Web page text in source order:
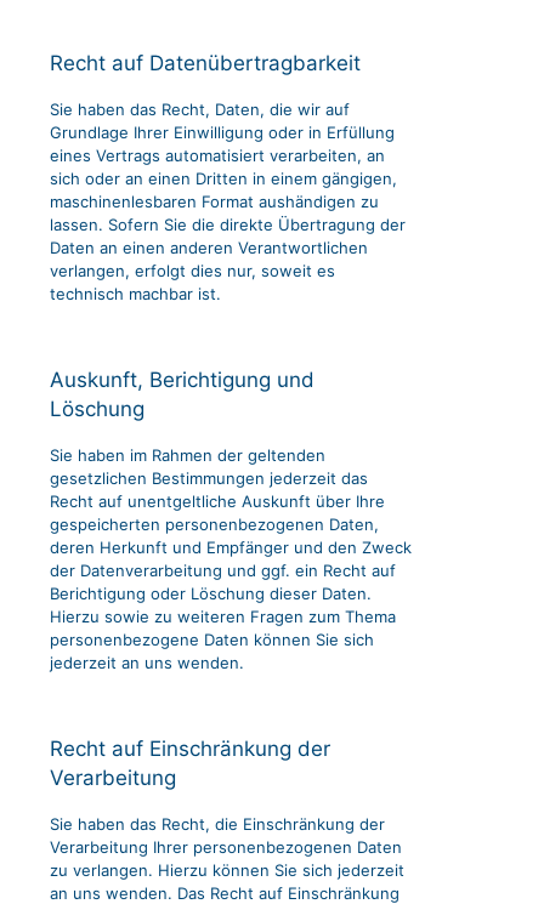
Recht auf Daten­übertrag­barkeit
Sie haben das Recht, Daten, die wir auf
Grundlage Ihrer Einwilligung oder in Erfüllung
eines Vertrags automatisiert verarbeiten, an
sich oder an einen Dritten in einem gängigen,
maschinenlesbaren Format aushändigen zu
lassen. Sofern Sie die direkte Übertragung der
Daten an einen anderen Verantwortlichen
verlangen, erfolgt dies nur, soweit es
technisch machbar ist.
Auskunft, Berichtigung und
Löschung
Sie haben im Rahmen der geltenden
gesetzlichen Bestimmungen jederzeit das
Recht auf unentgeltliche Auskunft über Ihre
gespeicherten personenbezogenen Daten,
deren Herkunft und Empfänger und den Zweck
der Datenverarbeitung und ggf. ein Recht auf
Berichtigung oder Löschung dieser Daten.
Hierzu sowie zu weiteren Fragen zum Thema
personenbezogene Daten können Sie sich
jederzeit an uns wenden.
Recht auf Einschränkung der
Verarbeitung
Sie haben das Recht, die Einschränkung der
Verarbeitung Ihrer personenbezogenen Daten
zu verlangen. Hierzu können Sie sich jederzeit
an uns wenden. Das Recht auf Einschränkung